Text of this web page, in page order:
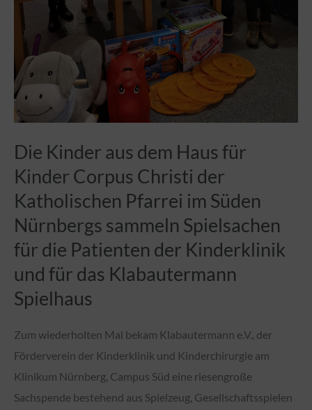
Die Kinder aus dem Haus für
Kinder Corpus Christi der
Katholischen Pfarrei im Süden
Nürnbergs sammeln Spielsachen
für die Patienten der Kinderklinik
und für das Klabautermann
Spielhaus
Zum wiederholten Mal bekam Klabautermann e.V., der
Förderverein der Kinderklinik und Kinderchirurgie am
Klinikum Nürnberg, Campus Süd eine riesengroße
Sachspende bestehend aus Spielzeug, Gesellschaftsspielen